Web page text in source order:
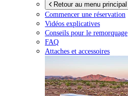
Retour au menu principal
Commencer une réservation
Vidéos explicatives
Conseils pour le remorquage
FAQ
Attaches et accessoires